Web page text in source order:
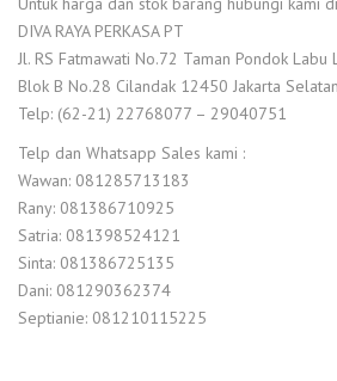
DIVA RAYA PERKASA PT
Jl. RS Fatmawati No.72 Taman Pondok Labu
Blok B No.28 Cilandak 12450 Jakarta Selatan
Telp: (62-21) 22768077 – 29040751
Telp dan Whatsapp Sales kami :
Wawan: 081285713183
Rany: 081386710925
Satria: 081398524121
Sinta: 081386725135
Dani: 081290362374
Septianie: 081210115225